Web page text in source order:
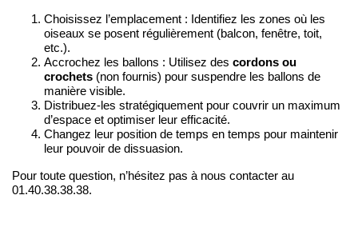
Choisissez l’emplacement : Identifiez les zones où les
oiseaux se posent régulièrement (balcon, fenêtre, toit,
etc.).
Accrochez les ballons : Utilisez des cordons ou
crochets (non fournis) pour suspendre les ballons de
manière visible.
Distribuez-les stratégiquement pour couvrir un maximum
d’espace et optimiser leur efficacité.
Changez leur position de temps en temps pour maintenir
leur pouvoir de dissuasion.
Pour toute question, n’hésitez pas à nous contacter au
01.40.38.38.38.